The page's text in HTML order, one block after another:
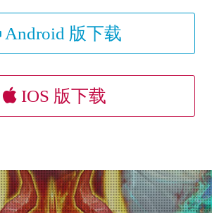
Android 版下载
IOS 版下载